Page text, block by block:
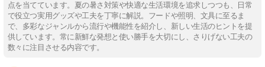
点を当てています。夏の暑さ対策や快適な生活環境を追求しつつも、日常
で役立つ実用グッズや工夫を丁寧に解説。フードや照明、文具に至るま
で、多彩なジャンルから流行や機能性を紹介し、新しい生活のヒントを提
供しています。常に新鮮な発想と使い勝手を大切にし、さりげない工夫の
数々に注目させる内容です。